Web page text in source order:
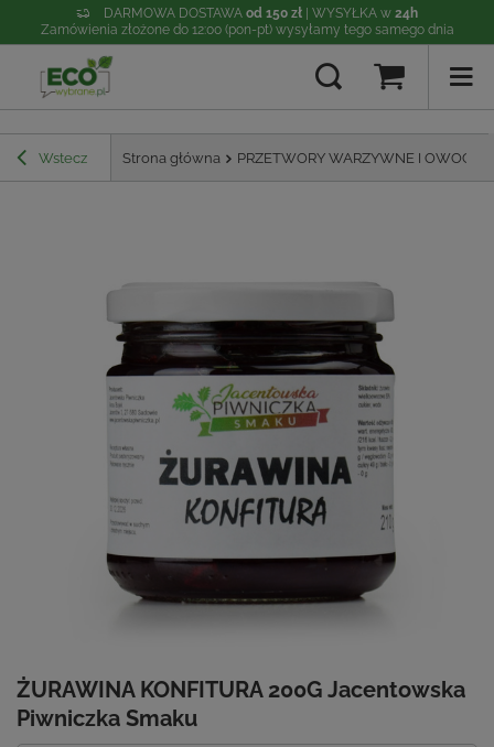
DARMOWA DOSTAWA od 150 zł | WYSYŁKA w 24h
Zamówienia złożone do 12:00 (pon-pt) wysyłamy tego samego dnia
Wstecz Strona główna PRZETWORY WARZYWNE I
ŻURAWINA KONFITURA 200G Jacentowska
Piwniczka Smaku